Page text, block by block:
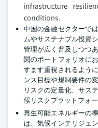
infrastructure
conditions.
中国の金融セクターで
ムやサステナブル投資
管理が広く普及しつつ
関のポートフォリオに
すます重視されるよう
ンス目標や規制要件の
リスクの定量化、サス
候リスクプラットフォ
再生可能エネルギーの
は、気候インテリジェ